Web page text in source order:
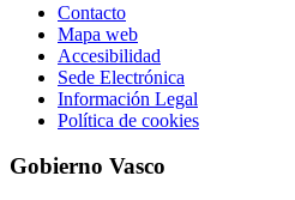
Contacto
Mapa web
Accesibilidad
Sede Electrónica
Información Legal
Política de cookies
Gobierno Vasco